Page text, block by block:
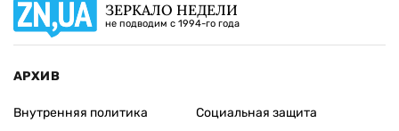
ЗЕРКАЛО НЕДЕЛИ
не подводим с 1994-го года
АРХИВ
Внутренняя политика
Социальная защита